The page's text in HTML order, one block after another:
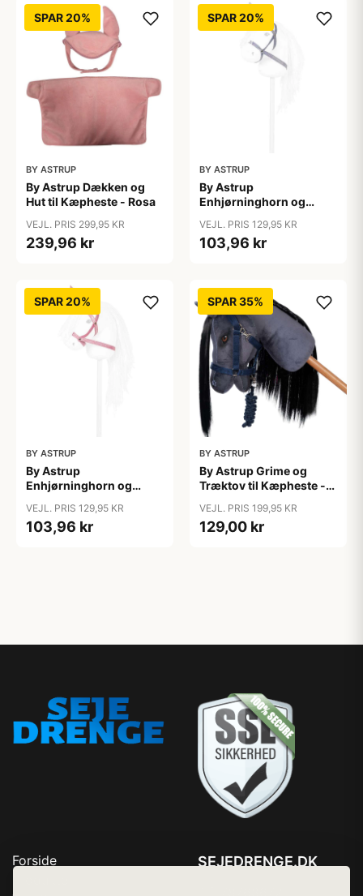
SPAR 20%
BY ASTRUP
By Astrup Dækken og
Hut til Kæpheste - Rosa
VEJL. PRIS 299,95 KR
239,96 kr
SPAR 20%
BY ASTRUP
By Astrup
Enhjørninghorn og
VEJL. PRIS 129,95 KR
103,96 kr
SPAR 20%
BY ASTRUP
By Astrup
Enhjørninghorn og
VEJL. PRIS 129,95 KR
103,96 kr
SPAR 35%
BY ASTRUP
By Astrup Grime og
Træktov til Kæpheste -
VEJL. PRIS 199,95 KR
129,00 kr
Forside
SEJEDRENGE.DK